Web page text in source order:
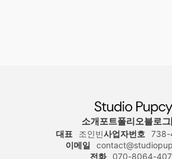
소개포트폴리오블로그
대표 조인빈사업자번호
이메일
전화
070-8064-